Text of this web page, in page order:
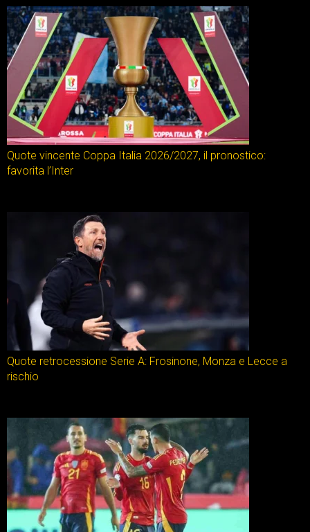
Quote vincente Coppa Italia 2026/2027, il pronostico:
favorita l’Inter
Quote retrocessione Serie A: Frosinone, Monza e Lecce a
rischio